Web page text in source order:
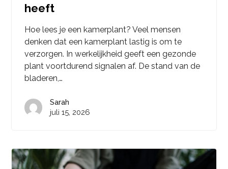
heeft
Hoe lees je een kamerplant? Veel mensen
denken dat een kamerplant lastig is om te
verzorgen. In werkelijkheid geeft een gezonde
plant voortdurend signalen af. De stand van de
bladeren,…
Sarah
juli 15, 2026